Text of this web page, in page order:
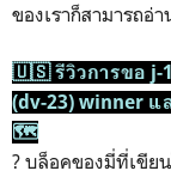
ของเราก็สามารถอ่
🇺🇸 รีวิวการขอ j-
(dv-23) winner
🗺️
? บล็อคของมี่ที่เขีย